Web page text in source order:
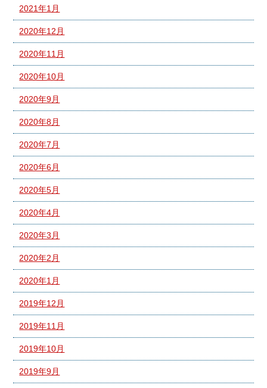
2021年1月
2020年12月
2020年11月
2020年10月
2020年9月
2020年8月
2020年7月
2020年6月
2020年5月
2020年4月
2020年3月
2020年2月
2020年1月
2019年12月
2019年11月
2019年10月
2019年9月